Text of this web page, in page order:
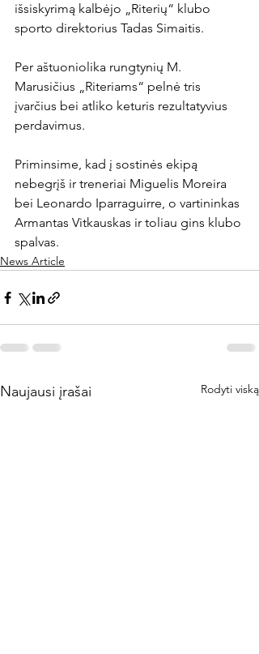
išsiskyrimą kalbėjo „Riterių“ klubo
sporto direktorius Tadas Simaitis.
Per aštuoniolika rungtynių M.
Marusičius „Riteriams“ pelnė tris
įvarčius bei atliko keturis rezultatyvius
perdavimus.
Priminsime, kad į sostinės ekipą
nebegrįš ir treneriai Miguelis Moreira
bei Leonardo Iparraguirre, o vartininkas
Armantas Vitkauskas ir toliau gins klubo
spalvas.
News Article
Naujausi įrašai Rodyti viską